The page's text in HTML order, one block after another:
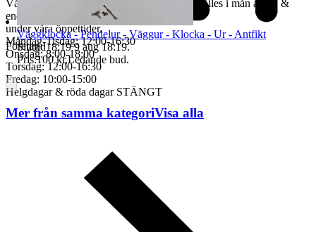
Vår kundservice bedrivs via e-post. Svar erhålles i mån av tid &
endast
under våra öppettider.
Måndag-Tisdag: 12:00-16:30
Onsdag: 8:00-18:00
Torsdag: 12:00-16:30
Fredag: 10:00-15:00
Helgdagar & röda dagar STÄNGT
Företag
Väggklocka - Pendelur - Väggur - Klocka - Ur - Antfikt
Sluttid18:19 9 aug 18:19.
Pris:100 kr,Ledande bud.
Mer från samma kategoriVisa alla